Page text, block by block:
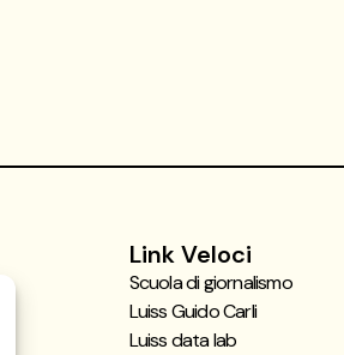
Link Veloci
Scuola di giornalismo
Luiss Guido Carli
Luiss data lab